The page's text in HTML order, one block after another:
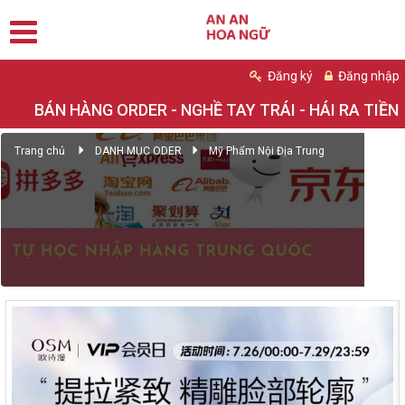
Đăng ký Đăng nhập
BÁN HÀNG ORDER - NGHỀ TAY TRÁI - HÁI RA TIỀN
Trang chủ DANH MỤC ODER Mỹ Phẩm Nội Địa Trung